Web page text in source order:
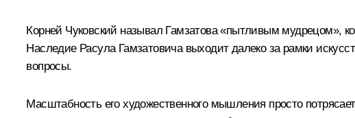
Корней Чуковский называл Гамзатова «пытливым мудрецом»,
Наследие Расула Гамзатовича выходит далеко за рамки
вопросы.
Масштабность его художественного мышления просто